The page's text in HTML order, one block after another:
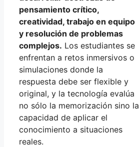
pensamiento crítico,
creatividad, trabajo en equipo
y resolución de problemas
complejos. Los estudiantes se
enfrentan a retos inmersivos o
simulaciones donde la
respuesta debe ser flexible y
original, y la tecnología evalúa
no sólo la memorización sino la
capacidad de aplicar el
conocimiento a situaciones
reales.